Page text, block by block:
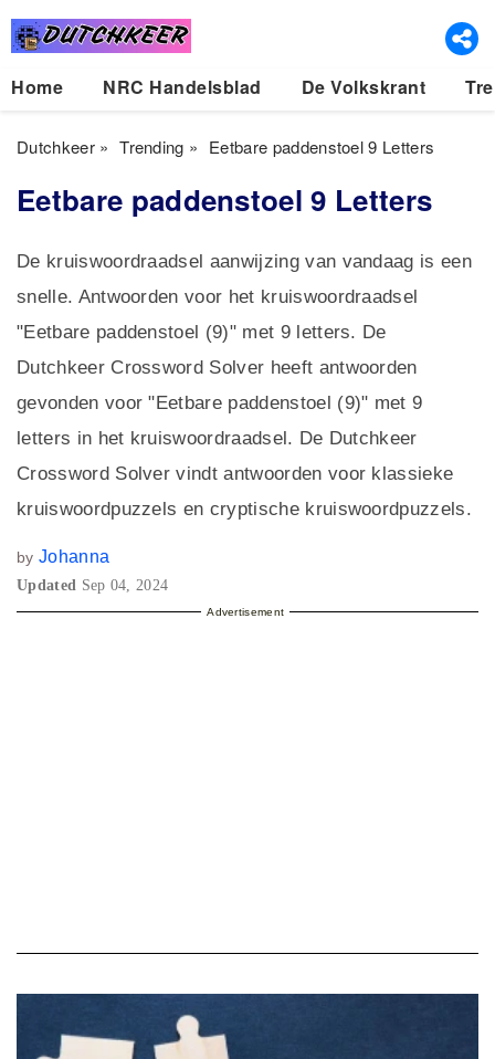
Home NRC Handelsblad De Volkskrant
Dutchkeer» Trending » Eetbare paddenstoel 9 Letters
Eetbare paddenstoel 9 Letters
De kruiswoordraadsel aanwijzing van vandaag is een
snelle. Antwoorden voor het kruiswoordraadsel
"Eetbare paddenstoel (9)" met 9 letters. De
Dutchkeer Crossword Solver heeft antwoorden
gevonden voor "Eetbare paddenstoel (9)" met 9
letters in het kruiswoordraadsel. De Dutchkeer
Crossword Solver vindt antwoorden voor klassieke
kruiswoordpuzzels en cryptische kruiswoordpuzzels.
by Johanna
Updated Sep 04, 2024
Advertisement